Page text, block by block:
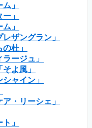
」
」
」
ザングラン」
杜」
ージュ」
よ風」
ャイン」
・リーシェ」
」